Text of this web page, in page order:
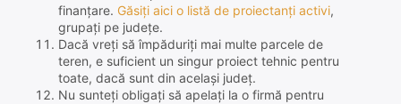
finanțare. Găsiți aici o listă de proiectanți activi,
grupați pe județe.
Dacă vreți să împăduriți mai multe parcele de
teren, e suficient un singur proiect tehnic pentru
toate, dacă sunt din același județ.
Nu sunteți obligați să apelați la o firmă pentru